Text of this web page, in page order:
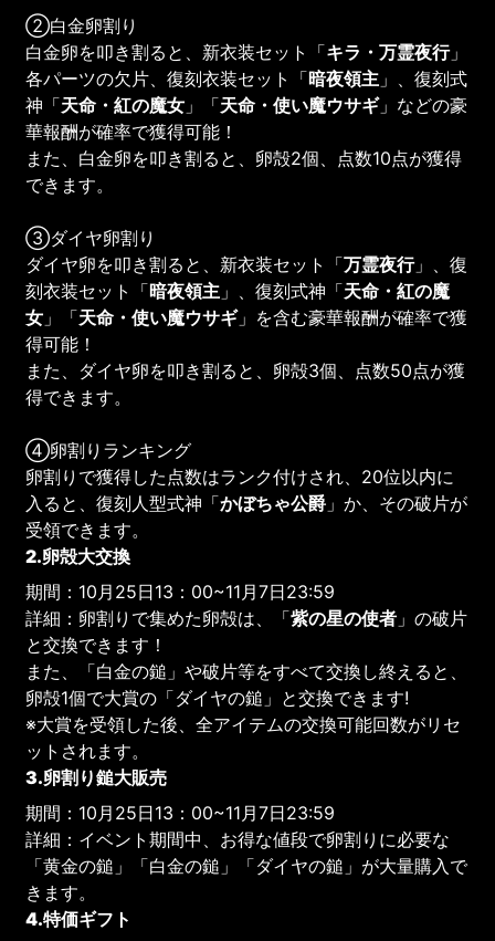
②白金卵割り
白金卵を叩き割ると、新衣装セット「キラ・万霊夜行」
各パーツの欠片、復刻衣装セット「暗夜領主 」、復刻式
神「天命・紅の魔女 」「天命・使い魔ウサギ」などの豪
華報酬が確率で獲得可能！
また、白金卵を叩き割ると、卵殻2個、点数10点が獲得
できます。
③ダイヤ卵割り
ダイヤ卵を叩き割ると、新衣装セット「万霊夜行」、復
刻衣装セット「暗夜領主 」、復刻式神「天命・紅の魔
女 」「天命・使い魔ウサギ」を含む豪華報酬が確率で獲
得可能！
また、ダイヤ卵を叩き割ると、卵殻3個、点数50点が獲
得できます。
④卵割りランキング
卵割りで獲得した点数はランク付けされ、20位以内に
入ると、復刻人型式神「かぼちゃ公爵 」か、その破片が
受領できます。
2.卵殻大交換
期間：10月25日13：00~11月7日23:59
詳細：卵割りで集めた卵殻は、「紫の星の使者 」の破片
と交換できます！
また、「白金の鎚」や破片等をすべて交換し終えると、
卵殻1個で大賞の「ダイヤの鎚」と交換できます!
※大賞を受領した後、全アイテムの交換可能回数がリセ
ットされます。
3.卵割り鎚大販売
期間：10月25日13：00~11月7日23:59
詳細：イベント期間中、お得な値段で卵割りに必要な
「黄金の鎚」「白金の鎚」「ダイヤの鎚」が大量購入で
きます。
4.特価ギフト